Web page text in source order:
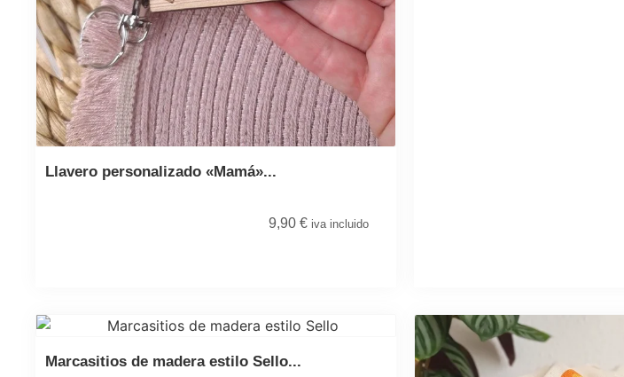
Llavero personalizado «Mamá»...
9,90 € iva incluido
Marcasitios de madera estilo Sello...